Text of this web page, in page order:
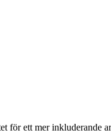
för ett mer inkluderande